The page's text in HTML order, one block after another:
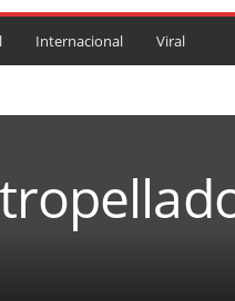
Internacional Viral